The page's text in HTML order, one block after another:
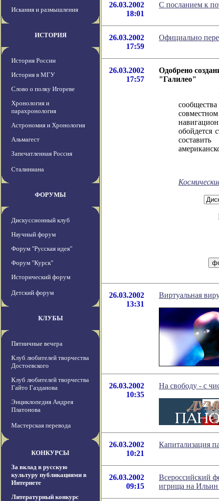
Искания и размышления
ИСТОРИЯ
История России
История в МГУ
Слово о полку Игореве
Хронология и
парахронология
Астрономия и Хронология
Альмагест
Запечатленная Россия
Сталиниана
ФОРУМЫ
Дискуссионный клуб
Научный форум
Форум "Русская идея"
Форум "Курск"
Исторический форум
Детский форум
КЛУБЫ
Пятничные вечера
Клуб любителей творчества
Достоевского
Клуб любителей творчества
Гайто Газданова
Энциклопедия Андрея
Платонова
Мастерская перевода
КОНКУРСЫ
За вклад в русскую
культуру публикациями в
Интернете
Литературный конкурс
26.03.2002
18:01
С посланием к
26.03.2002
17:59
Официально
26.03.2002
17:57
Одобрено
"Галилео"
обойдется
26.03.2002
13:31
Виртуальная
26.03.2002
10:35
На свободу - с
26.03.2002
10:21
Капитализация
26.03.2002
09:15
Всероссийский
игрища на Ильин